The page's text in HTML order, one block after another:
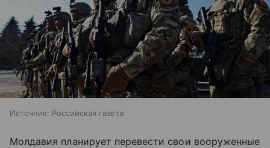
Источник: Российская газета
Молдавия планирует перевести свои вооруженные